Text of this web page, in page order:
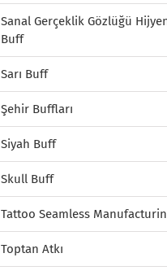
Sanal Gerçeklik Gözlüğü
Buff
Sarı Buff
Şehir Buffları
Siyah Buff
Skull Buff
Tattoo Seamless
Toptan Atkı